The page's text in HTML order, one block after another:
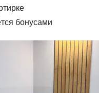
бонусами